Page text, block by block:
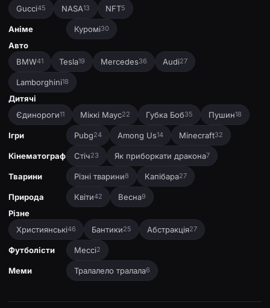
Gucci45 NASA13 NFT5
Аніме Куромі30
Авто
BMW41 Tesla19 Mercedes36 Audi27
Lamborghini18
Дитячі
Єдинороги11 Міккі Маус22 Губка Боб35 Пушин18
Ігри Pubg24 Among Us14 Minecraft32
Кінематограф Стіч23 Як приборкати дракона7
Тварини Різні тварини8 Капібара27
Природа Квіти42 Весна9
Різне
Християнські46 Бантики25 Абстракція27
Футболісти Мессі2
Меми Тралалело тралала6